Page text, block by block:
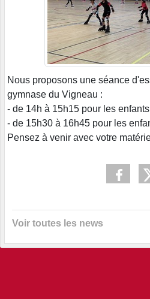
Nous proposons une séance
gymnase du Vigneau :
- de 14h à 15h15 pour les
- de 15h30 à 16h45 pour les
Pensez à venir avec votre
Voir toutes les news